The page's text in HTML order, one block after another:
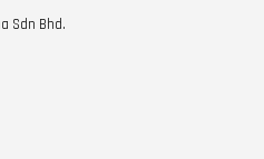
Sdn Bhd.